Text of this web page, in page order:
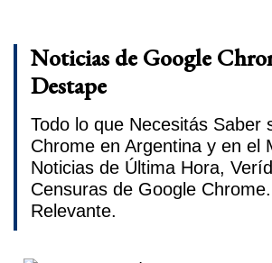
Noticias de Google
Destape
Todo lo que Necesitás Saber
Chrome en Argentina y en el
Noticias de Última Hora,
Censuras de Google
Relevante.